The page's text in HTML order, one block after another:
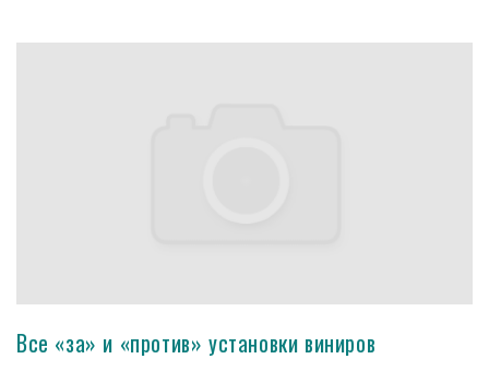
Все «за» и «против» установки виниров